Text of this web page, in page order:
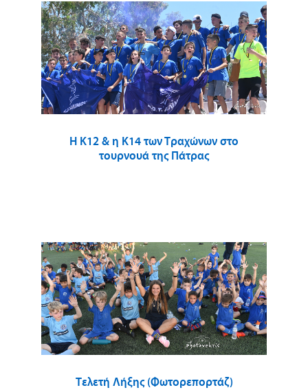
Η Κ12 & η Κ14 των Τραχώνων στο
τουρνουά της Πάτρας
Τελετή Λήξης (Φωτορεπορτάζ)